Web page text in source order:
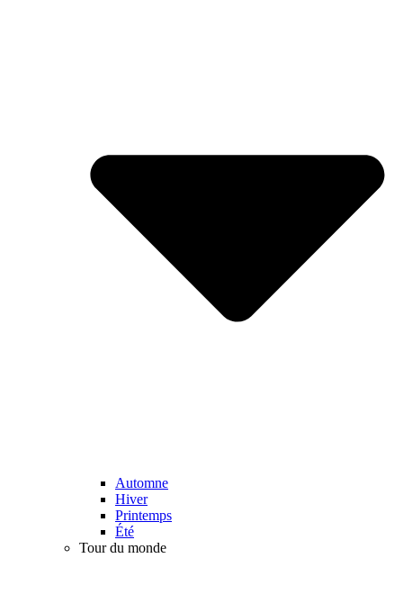
Automne
Hiver
Printemps
Été
Tour du monde